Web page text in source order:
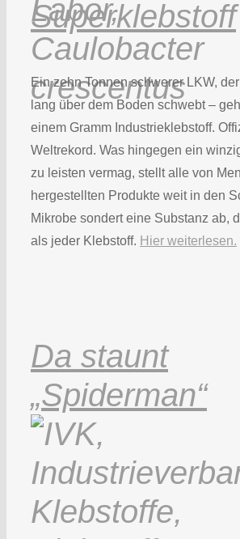
Superklebstoff
Ein zehn Tonnen schwerer LKW,
lang über dem Boden schwebt –
einem Gramm Industrieklebstoff.
Weltrekord. Was hingegen ein
zu leisten vermag, stellt alle von
hergestellten Produkte weit in den
Mikrobe sondert eine Substanz ab,
als jeder Klebstoff. Hier weiterlesen.
Da staunt
„Spiderman“